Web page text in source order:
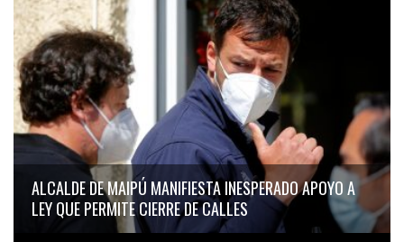
ALCALDE DE MAIPÚ MANIFIESTA INESPERADO APOYO A
LEY QUE PERMITE CIERRE DE CALLES